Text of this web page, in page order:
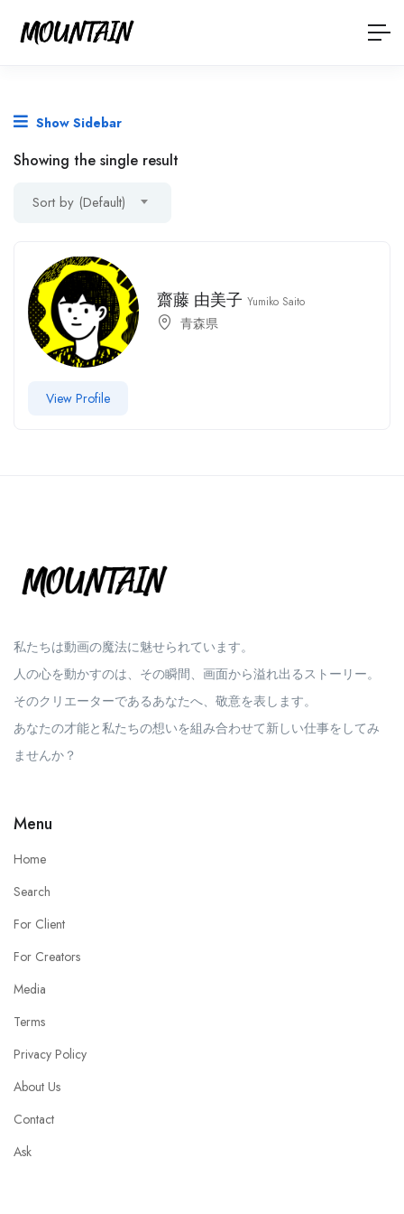
Show Sidebar
Showing the single result
Sort by (Default)
齋藤 由美子Yumiko Saito
青森県
View Profile
私たちは動画の魔法に魅せられています。
人の心を動かすのは、その瞬間、画面から溢れ出るストーリー。
そのクリエーターであるあなたへ、敬意を表します。
あなたの才能と私たちの想いを組み合わせて新しい仕事をしてみ
ませんか？
Menu
Home
Search
For Client
For Creators
Media
Terms
Privacy Policy
About Us
Contact
Ask